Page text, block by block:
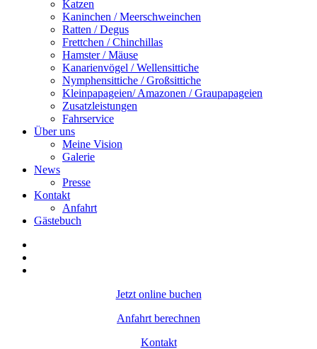
Katzen
Kaninchen / Meerschweinchen
Ratten / Degus
Frettchen / Chinchillas
Hamster / Mäuse
Kanarienvögel / Wellensittiche
Nymphensittiche / Großsittiche
Kleinpapageien/ Amazonen / Graupapageien
Zusatzleistungen
Fahrservice
Über uns
Meine Vision
Galerie
News
Presse
Kontakt
Anfahrt
Gästebuch
Jetzt online buchen
Anfahrt berechnen
Kontakt